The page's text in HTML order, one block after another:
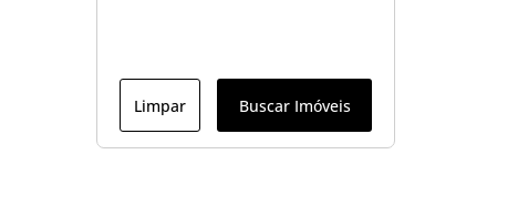
Limpar Buscar Imóveis